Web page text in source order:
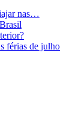
nas…
férias de julho